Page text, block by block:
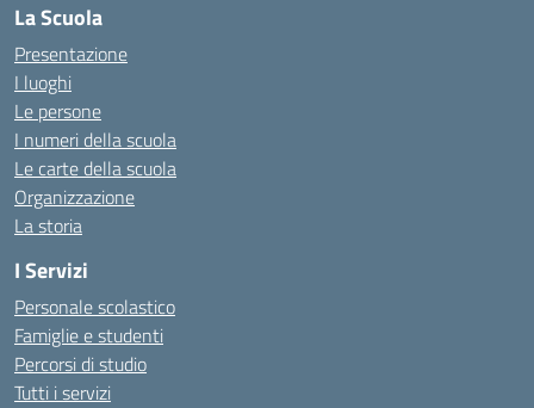
La Scuola
Presentazione
I luoghi
Le persone
I numeri della scuola
Le carte della scuola
Organizzazione
La storia
I Servizi
Personale scolastico
Famiglie e studenti
Percorsi di studio
Tutti i servizi